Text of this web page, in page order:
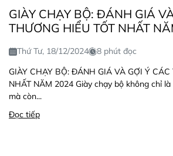
GIÀY CHẠY BỘ: ĐÁNH GIÁ
THƯƠNG HIỂU TỐT NHẤT
Thứ Tư, 18/12/2024
8 phút đọc
GIÀY CHẠY BỘ: ĐÁNH GIÁ VÀ GỢI Ý CÁC
NHẤT NĂM 2024 Giày chạy bộ không chỉ
mà còn...
Đọc tiếp